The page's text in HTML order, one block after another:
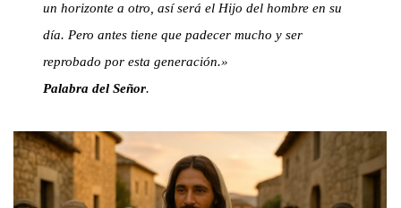
un horizonte a otro, así será el Hijo del hombre en su
día. Pero antes tiene que padecer mucho y ser
reprobado por esta generación.»
Palabra del Señor.